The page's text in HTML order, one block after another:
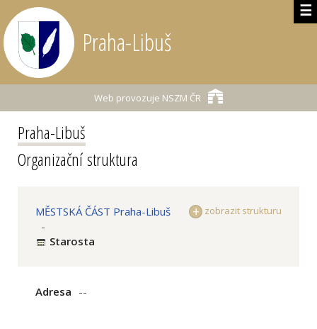
☰
Praha-Libuš
Web provozuje NSZM ČR
Praha-Libuš
Organizační struktura
zobrazit strukturu
MĚSTSKÁ ČÁST Praha-Libuš
-
Starosta
Adresa --